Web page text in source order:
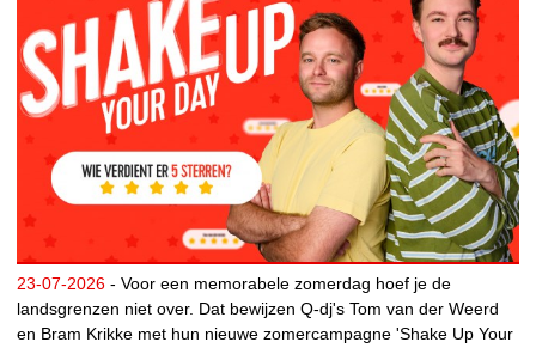
23-07-2026 - Voor een memorabele zomerdag hoef je de
landsgrenzen niet over. Dat bewijzen Q-dj's Tom van der Weerd
en Bram Krikke met hun nieuwe zomercampagne 'Shake Up Your